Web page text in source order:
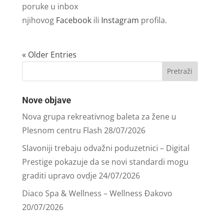
poruke u inbox
njihovog Facebookili Instagram profila.
« Older Entries
Nove objave
Nova grupa rekreativnog baleta za žene u
Plesnom centru Flash 28/07/2026
Slavoniji trebaju odvažni poduzetnici – Digital
Prestige pokazuje da se novi standardi mogu
graditi upravo ovdje24/07/2026
Diaco Spa & Wellness – Wellness Đakovo
20/07/2026